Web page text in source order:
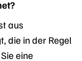
aus
die in der Regel
eine